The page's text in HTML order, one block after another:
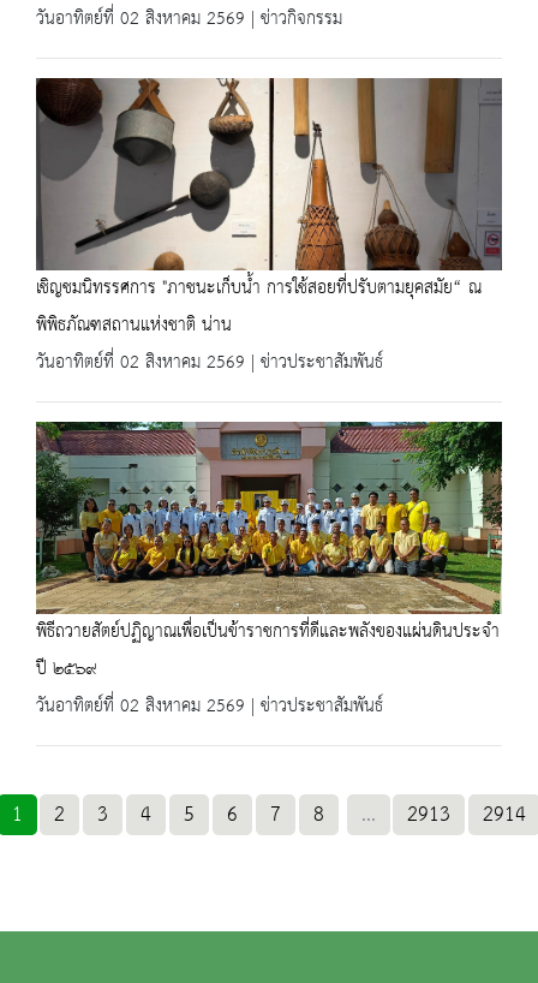
วันอาทิตย์ที่ 02 สิงหาคม 2569 | ข่าวกิจกรรม
เชิญชมนิทรรศการ "ภาชนะเก็บน้ำ การใช้สอยที่ปรับตามยุคสมัย“ ณ
พิพิธภัณฑสถานแห่งชาติ น่าน
วันอาทิตย์ที่ 02 สิงหาคม 2569 | ข่าวประชาสัมพันธ์
พิธีถวายสัตย์ปฏิญาณเพื่อเป็นข้าราชการที่ดีและพลังของแผ่นดินประจำ
ปี ๒๕๖๙
วันอาทิตย์ที่ 02 สิงหาคม 2569 | ข่าวประชาสัมพันธ์
1 2 3 4 5 6 7 8 ... 2913 2914